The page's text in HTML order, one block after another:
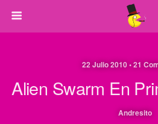
22 Julio 2010 • 21
Alien Swarm En
Andresito